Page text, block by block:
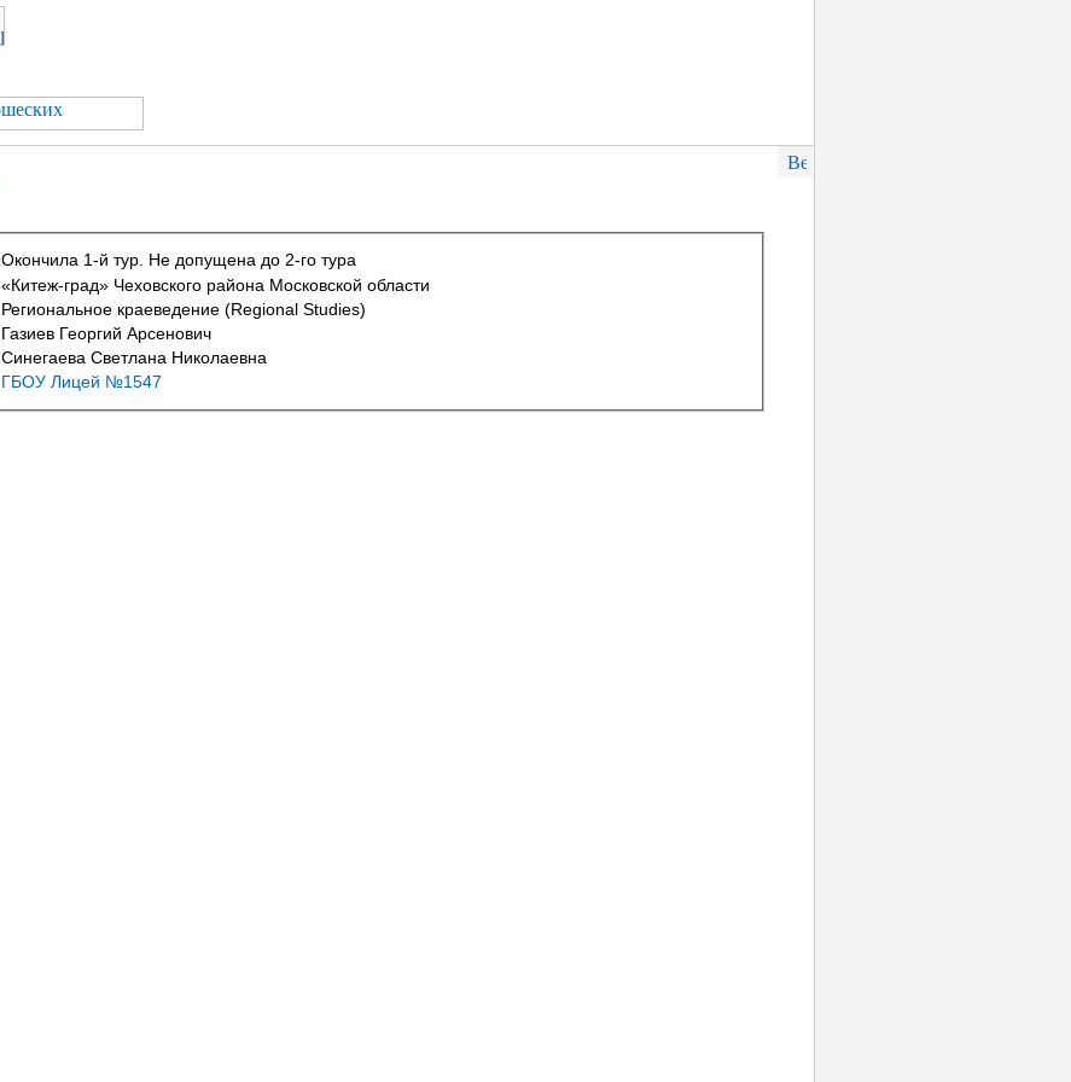
Окончила 1-й тур. Не допущена до 2-го тура
«Китеж-град» Чеховского района Московской области
Региональное краеведение (Regional Studies)
Газиев Георгий Арсенович
Синегаева Светлана Николаевна
ГБОУ Лицей №1547